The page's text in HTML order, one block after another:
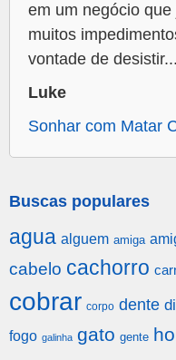
em um negócio
muitos
vontade de
Luke
Sonhar com Matar
Buscas populares
agua alguem amiga
cabelo cachorro
cobrar corpo dente
fogo galinha gato gente